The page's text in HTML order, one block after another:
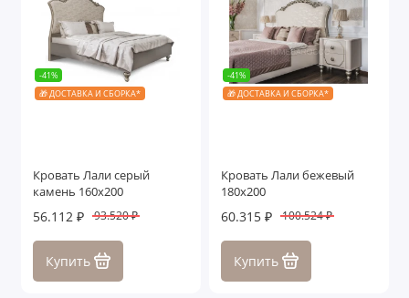
-41%
🎁 ДОСТАВКА И СБОРКА*
Кровать Лали серый
камень 160х200
56.112 ₽ 93.520 ₽
Купить
-41%
🎁 ДОСТАВКА И СБОРКА*
Кровать Лали бежевый
180х200
60.315 ₽ 100.524 ₽
Купить